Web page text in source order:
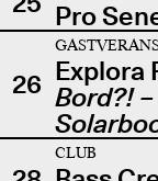
Pro
26 Explora
Bord?!
CLUB